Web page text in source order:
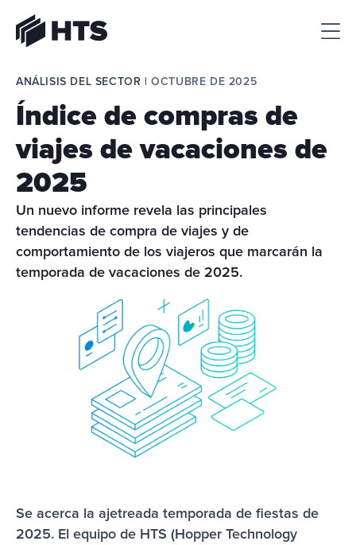
ANÁLISIS DEL SECTOR | OCTUBRE DE 2025
Índice de compras de
viajes de vacaciones de
2025
Un nuevo informe revela las principales
tendencias de compra de viajes y de
comportamiento de los viajeros que marcarán la
temporada de vacaciones de 2025.
Se acerca la ajetreada temporada de fiestas de
2025. El equipo de HTS (Hopper Technology